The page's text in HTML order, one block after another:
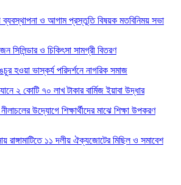
ব্যবস্থাপনা ও আগাম প্রস্তুতি বিষয়ক মতবিনিময় সভা
সিলিন্ডার ও চিকিৎসা সামগ্রী বিতরণ
হওয়া ভাস্কর্য পরিদর্শনে নাগরিক সমাজ
২ কোটি ৭০ লাখ টাকার বার্মিজ ইয়াবা উদ্ধার
উদ্যোগে শিক্ষার্থীদের মাঝে শিক্ষা উপকরণ
১১ দলীয় ঐক্যজোটের মিছিল ও সমাবেশ